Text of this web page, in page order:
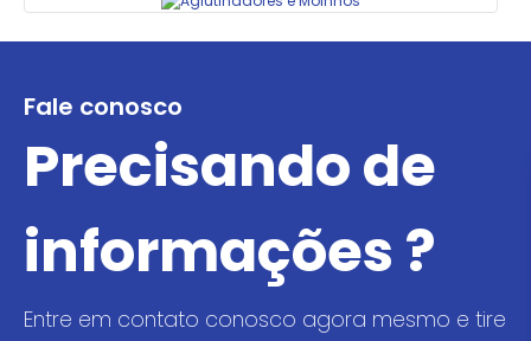
Fale conosco
Precisando de
informações ?
Entre em contato conosco agora mesmo e tire